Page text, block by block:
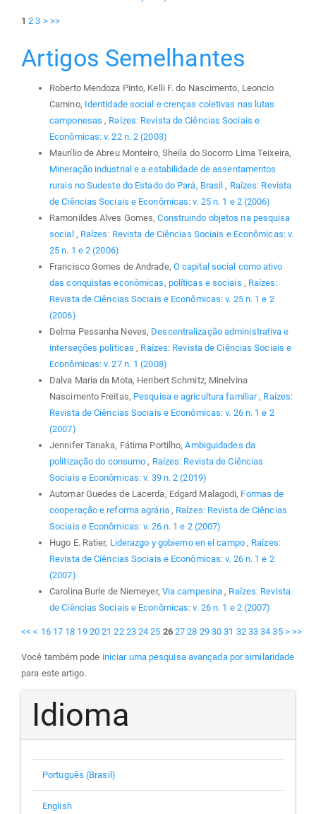
1 2 3 > >>
Artigos Semelhantes
Roberto Mendoza Pinto, Kelli F. do Nascimento, Leoncio
Camino, Identidade social e crenças coletivas nas lutas
camponesas , Raízes: Revista de Ciências Sociais e
Econômicas: v. 22 n. 2 (2003)
Maurílio de Abreu Monteiro, Sheila do Socorro Lima Teixeira,
Mineração industrial e a estabilidade de assentamentos
rurais no Sudeste do Estado do Pará, Brasil , Raízes: Revista
de Ciências Sociais e Econômicas: v. 25 n. 1 e 2 (2006)
Ramonildes Alves Gomes,Construindo objetos na pesquisa
social , Raízes: Revista de Ciências Sociais e Econômicas: v.
25 n. 1 e 2 (2006)
Francisco Gomes de Andrade, O capital social como ativo
das conquistas econômicas, políticas e sociais , Raízes:
Revista de Ciências Sociais e Econômicas: v. 25 n. 1 e 2
(2006)
Delma Pessanha Neves, Descentralização administrativa e
interseções políticas , Raízes: Revista de Ciências Sociais e
Econômicas: v. 27 n. 1 (2008)
Dalva Maria da Mota, Heribert Schmitz, Minelvina
Nascimento Freitas, Pesquisa e agricultura familiar , Raízes:
Revista de Ciências Sociais e Econômicas: v. 26 n. 1 e 2
(2007)
Jennifer Tanaka, Fátima Portilho,Ambiguidades da
politização do consumo , Raízes: Revista de Ciências
Sociais e Econômicas: v. 39 n. 2 (2019)
Automar Guedes de Lacerda, Edgard Malagodi, Formas de
cooperação e reforma agrária , Raízes: Revista de Ciências
Sociais e Econômicas: v. 26 n. 1 e 2 (2007)
Hugo E. Ratier, Liderazgo y gobierno en el campo , Raízes:
Revista de Ciências Sociais e Econômicas: v. 26 n. 1 e 2
(2007)
Carolina Burle de Niemeyer, Via campesina , Raízes: Revista
de Ciências Sociais e Econômicas: v. 26 n. 1 e 2 (2007)
<< < 16 17 18 19 20 21 22 23 24 25 26 27 28 29 30 31 32 33 34 35 > >>
Você também pode iniciar uma pesquisa avançada por similaridade
para este artigo.
Idioma
Português (Brasil)
English